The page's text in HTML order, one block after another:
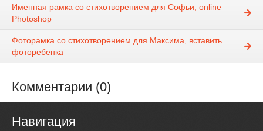
Именная рамка со стихотворением для Софьи, online
Photoshop
Фоторамка со стихотворением для Максима, вставить
фоторебенка
Комментарии (0)
Навигация